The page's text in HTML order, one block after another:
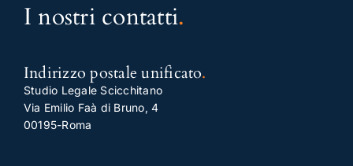
I nostri contatti.
Indirizzo postale unificato.
Studio Legale Scicchitano
Via Emilio Faà di Bruno, 4
00195-Roma